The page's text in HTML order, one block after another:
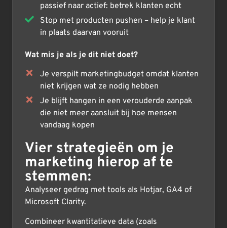
passief naar actief: betrek klanten echt
Stop met producten pushen – help je klant
in plaats daarvan vooruit
Wat mis je als je dit niet doet?
Je verspilt marketingbudget omdat klanten
niet krijgen wat ze nodig hebben
Je blijft hangen in een verouderde aanpak
die niet meer aansluit bij hoe mensen
vandaag kopen
Vier strategieën om je
marketing hierop af te
stemmen:
Analyseer gedrag met tools als Hotjar, GA4 of
Microsoft Clarity.
Combineer kwantitatieve data (zoals